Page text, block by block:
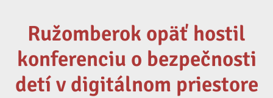
Ružomberok opäť hostil
konferenciu o bezpečnosti
detí v digitálnom priestore